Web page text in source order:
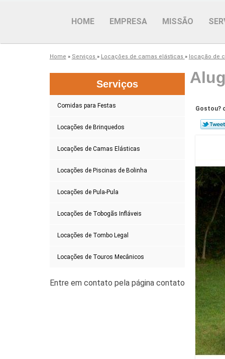
HOME EMPRESA MISSÃO
Home » Serviços » Locações de camas elásticas » locação de
Serviços
Comidas para Festas
Locações de Brinquedos
Locações de Camas Elásticas
Locações de Piscinas de Bolinha
Locações de Pula-Pula
Locações de Tobogãs Infláveis
Locações de Tombo Legal
Locações de Touros Mecânicos
Gostou?